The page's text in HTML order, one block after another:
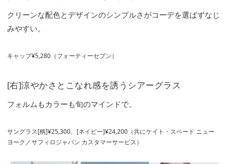
クリーンな配色とデザインのシンプルさがコーデを選ばずなじ
みやすい。
キャップ¥5,280（フォーティーセブン）
[右]涼やかさとこなれ感を誘うシアーグラス
フォルムもカラーも旬のマインドで。
サングラス[柄]¥25,300、[ネイビー]¥24,200（共にケイト・スペード ニュー
ヨーク／サフィロジャパン カスタマーサービス）